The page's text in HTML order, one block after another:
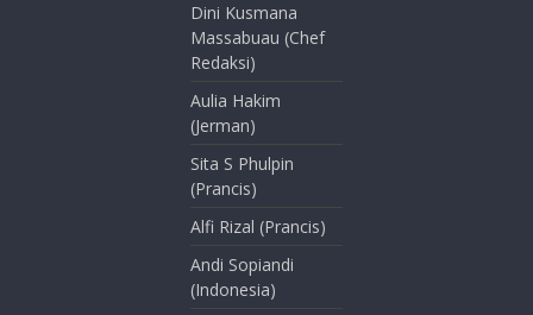
Dini Kusmana
Massabuau (Chef
Redaksi)
Aulia Hakim
(Jerman)
Sita S Phulpin
(Prancis)
Alfi Rizal (Prancis)
Andi Sopiandi
(Indonesia)